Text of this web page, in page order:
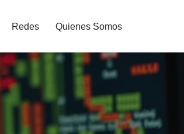
Redes Quienes Somos